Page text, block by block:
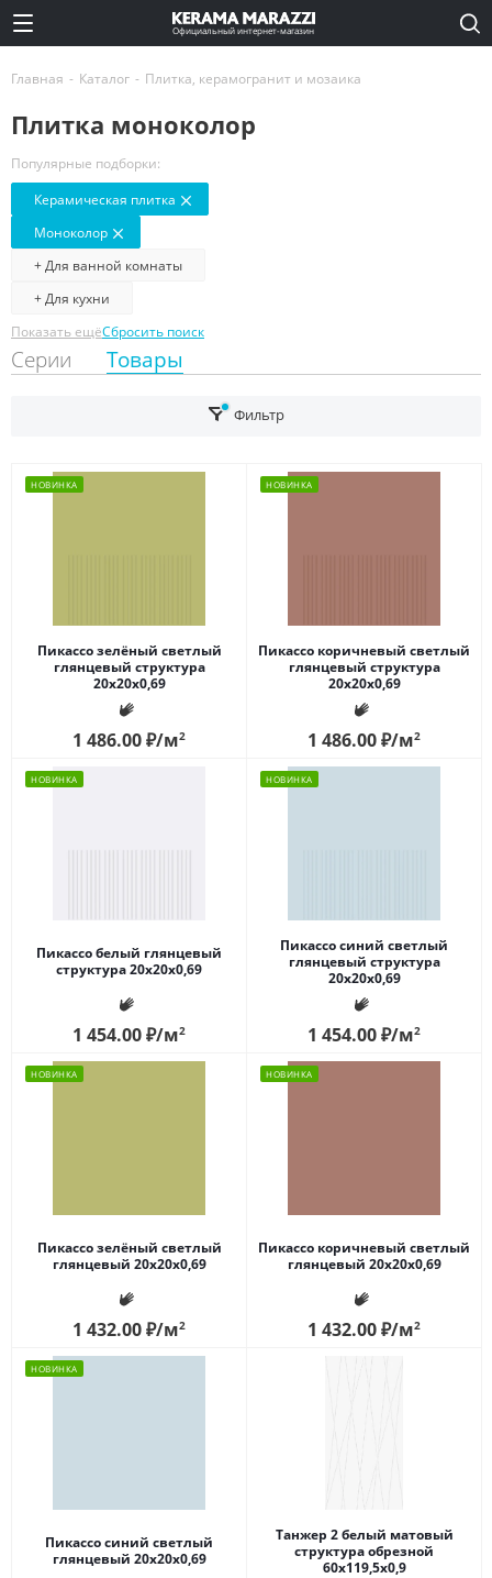
Официальный интернет-магазин
Главная - Каталог - Плитка, керамогранит и мозаика
Плитка моноколор
Популярные подборки:
Керамическая плитка
Моноколор
+ Для ванной комнаты
+ Для кухни
Показать ещёСбросить поиск
Серии Товары
Фильтр
НОВИНКА
Пикассо зелёный светлый
глянцевый структура
20x20x0,69
1 486.00₽/м2
НОВИНКА
Пикассо коричневый светлый
глянцевый структура
20x20x0,69
1 486.00₽/м2
НОВИНКА
Пикассо белый глянцевый
структура 20x20x0,69
1 454.00₽/м2
НОВИНКА
Пикассо синий светлый
глянцевый структура
20x20x0,69
1 454.00₽/м2
НОВИНКА
Пикассо зелёный светлый
глянцевый 20x20x0,69
1 432.00₽/м2
НОВИНКА
Пикассо коричневый светлый
глянцевый 20x20x0,69
1 432.00₽/м2
НОВИНКА
Пикассо синий светлый
глянцевый 20x20x0,69
Танжер 2 белый матовый
структура обрезной
60x119,5x0,9